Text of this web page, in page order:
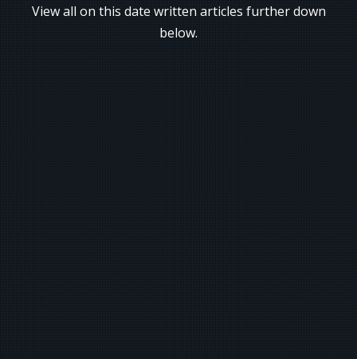
View all on this date written articles further down
below.